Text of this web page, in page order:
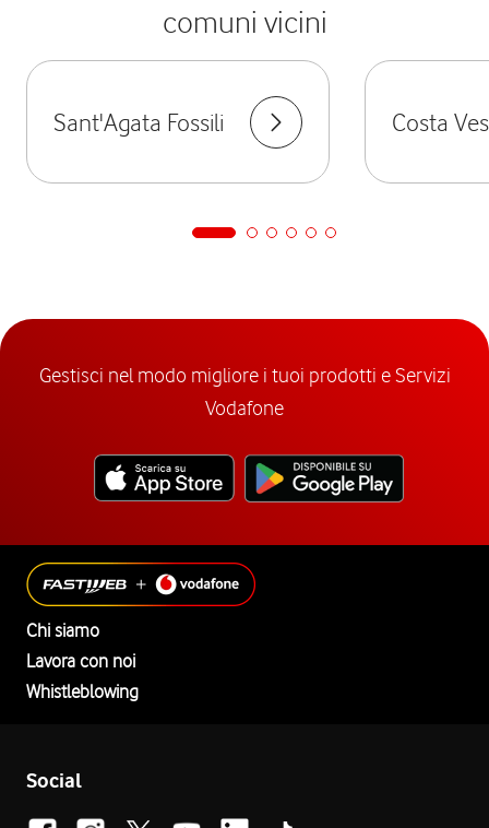
comuni vicini
Sant'Agata Fossili Costa
Gestisci nel modo migliore i tuoi prodotti e Servizi
Vodafone
Chi siamo
Lavora con noi
Whistleblowing
Social